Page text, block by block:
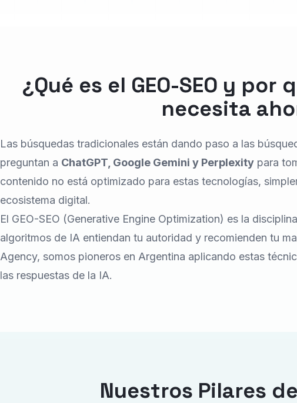
¿Qué es el GEO-SEO y
necesita
Las búsquedas tradicionales están dando paso a las
preguntan a ChatGPT, Google Gemini y Perplexity para
contenido no está optimizado para estas tecnologías,
ecosistema digital.
El GEO-SEO (Generative Engine Optimization) es la
algoritmos de IA entiendan tu autoridad y recomienden tu
Agency, somos pioneros en Argentina aplicando estas
las respuestas de la IA.
Nuestros Pilares de